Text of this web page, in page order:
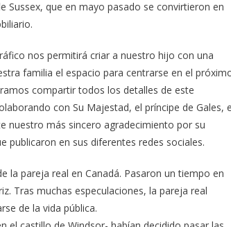
Sussex, que en mayo pasado se convirtieron en
nos permitirá criar a nuestro hijo con una
familia el espacio para centrarse en el
compartir todos los detalles de este
con Su Majestad, el príncipe de Gales,
nuestro más sincero agradecimiento por su
publicaron en sus diferentes redes sociales.
la pareja real en Canadá. Pasaron un tiempo en
Tras muchas especulaciones, la pareja real
de la vida pública.